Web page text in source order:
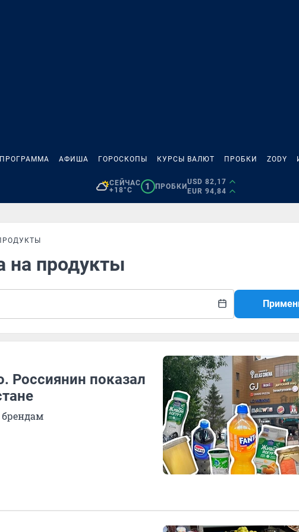
АФИША ГОРОСКОПЫ КУРСЫ ВАЛЮТ ПРОБКИ ZODY
СЕЙЧАС
+18°C
1 ПРОБКИ
USD 82,17
EUR 94,84
на продукты
Россиянин показал